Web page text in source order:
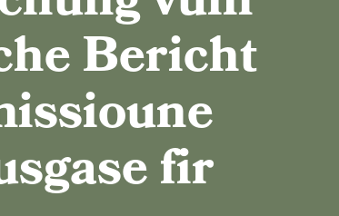
KLIMA-SOZIALPLANG
Bericht
fir